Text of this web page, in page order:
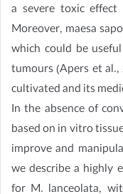
a severe toxic effect
Moreover, maesa
which could be
tumours (Apers et
cultivated and its
In the absence of
based on in vitro
improve and
we describe a highly
for M. lanceolata,